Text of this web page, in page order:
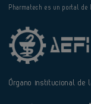
Pharmatech es un portal de
Órgano institucional de